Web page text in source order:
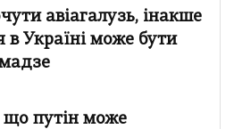
авіагалузь, інакше
в Україні може бути
путін може